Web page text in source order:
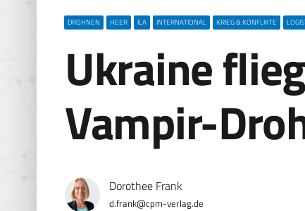
DROHNEN HEER ILA INTERNATIONAL KRIEG & KONFLIKTE
Ukraine
Vampir-
Dorothee Frank
d.frank@cpm-verlag.de